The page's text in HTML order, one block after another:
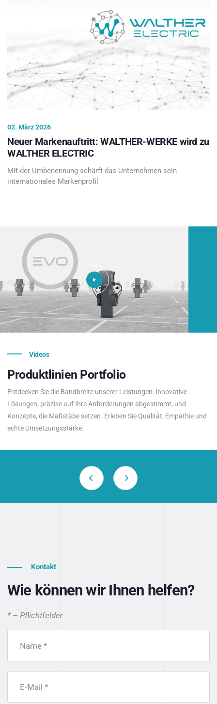
02. März 2026
Neuer Markenauftritt: WALTHER-WERKE wird zu
WALTHER ELECTRIC
Mit der Umbenennung schärft das Unternehmen sein
internationales Markenprofil
Videos
Produktlinien Portfolio
Entdecken Sie die Bandbreite unserer Leistungen: Innovative
Lösungen, präzise auf Ihre Anforderungen abgestimmt, und
Konzepte, die Maßstäbe setzen. Erleben Sie Qualität, Empathie und
echte Umsetzungsstärke.
Kontakt
Wie können wir Ihnen helfen?
* – Pflichtfelder
Name *
E-Mail *